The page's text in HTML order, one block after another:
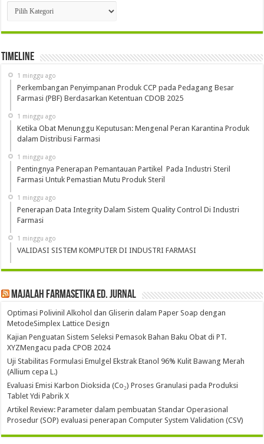
Kategori
Timeline
1 minggu ago
Perkembangan Penyimpanan Produk CCP pada Pedagang Besar
Farmasi (PBF) Berdasarkan Ketentuan CDOB 2025
1 minggu ago
Ketika Obat Menunggu Keputusan: Mengenal Peran Karantina Produk
dalam Distribusi Farmasi
1 minggu ago
Pentingnya Penerapan Pemantauan Partikel Pada Industri Steril
Farmasi Untuk Pemastian Mutu Produk Steril
1 minggu ago
Penerapan Data Integrity Dalam Sistem Quality Control Di Industri
Farmasi
1 minggu ago
VALIDASI SISTEM KOMPUTER DI INDUSTRI FARMASI
Majalah Farmasetika Ed. Jurnal
Optimasi Polivinil Alkohol dan Gliserin dalam Paper Soap dengan
MetodeSimplex Lattice Design
Kajian Penguatan Sistem Seleksi Pemasok Bahan Baku Obat di PT.
XYZMengacu pada CPOB 2024
Uji Stabilitas Formulasi Emulgel Ekstrak Etanol 96% Kulit Bawang Merah
(Allium cepa L.)
Evaluasi Emisi Karbon Dioksida (Co₂) Proses Granulasi pada Produksi
Tablet Ydi Pabrik X
Artikel Review: Parameter dalam pembuatan Standar Operasional
Prosedur (SOP) evaluasi penerapan Computer System Validation (CSV)